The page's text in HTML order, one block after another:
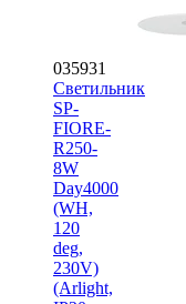
035931
Светильник
SP-
FIORE-
R250-
8W
Day4000
(WH,
120
deg,
230V)
(Arlight,